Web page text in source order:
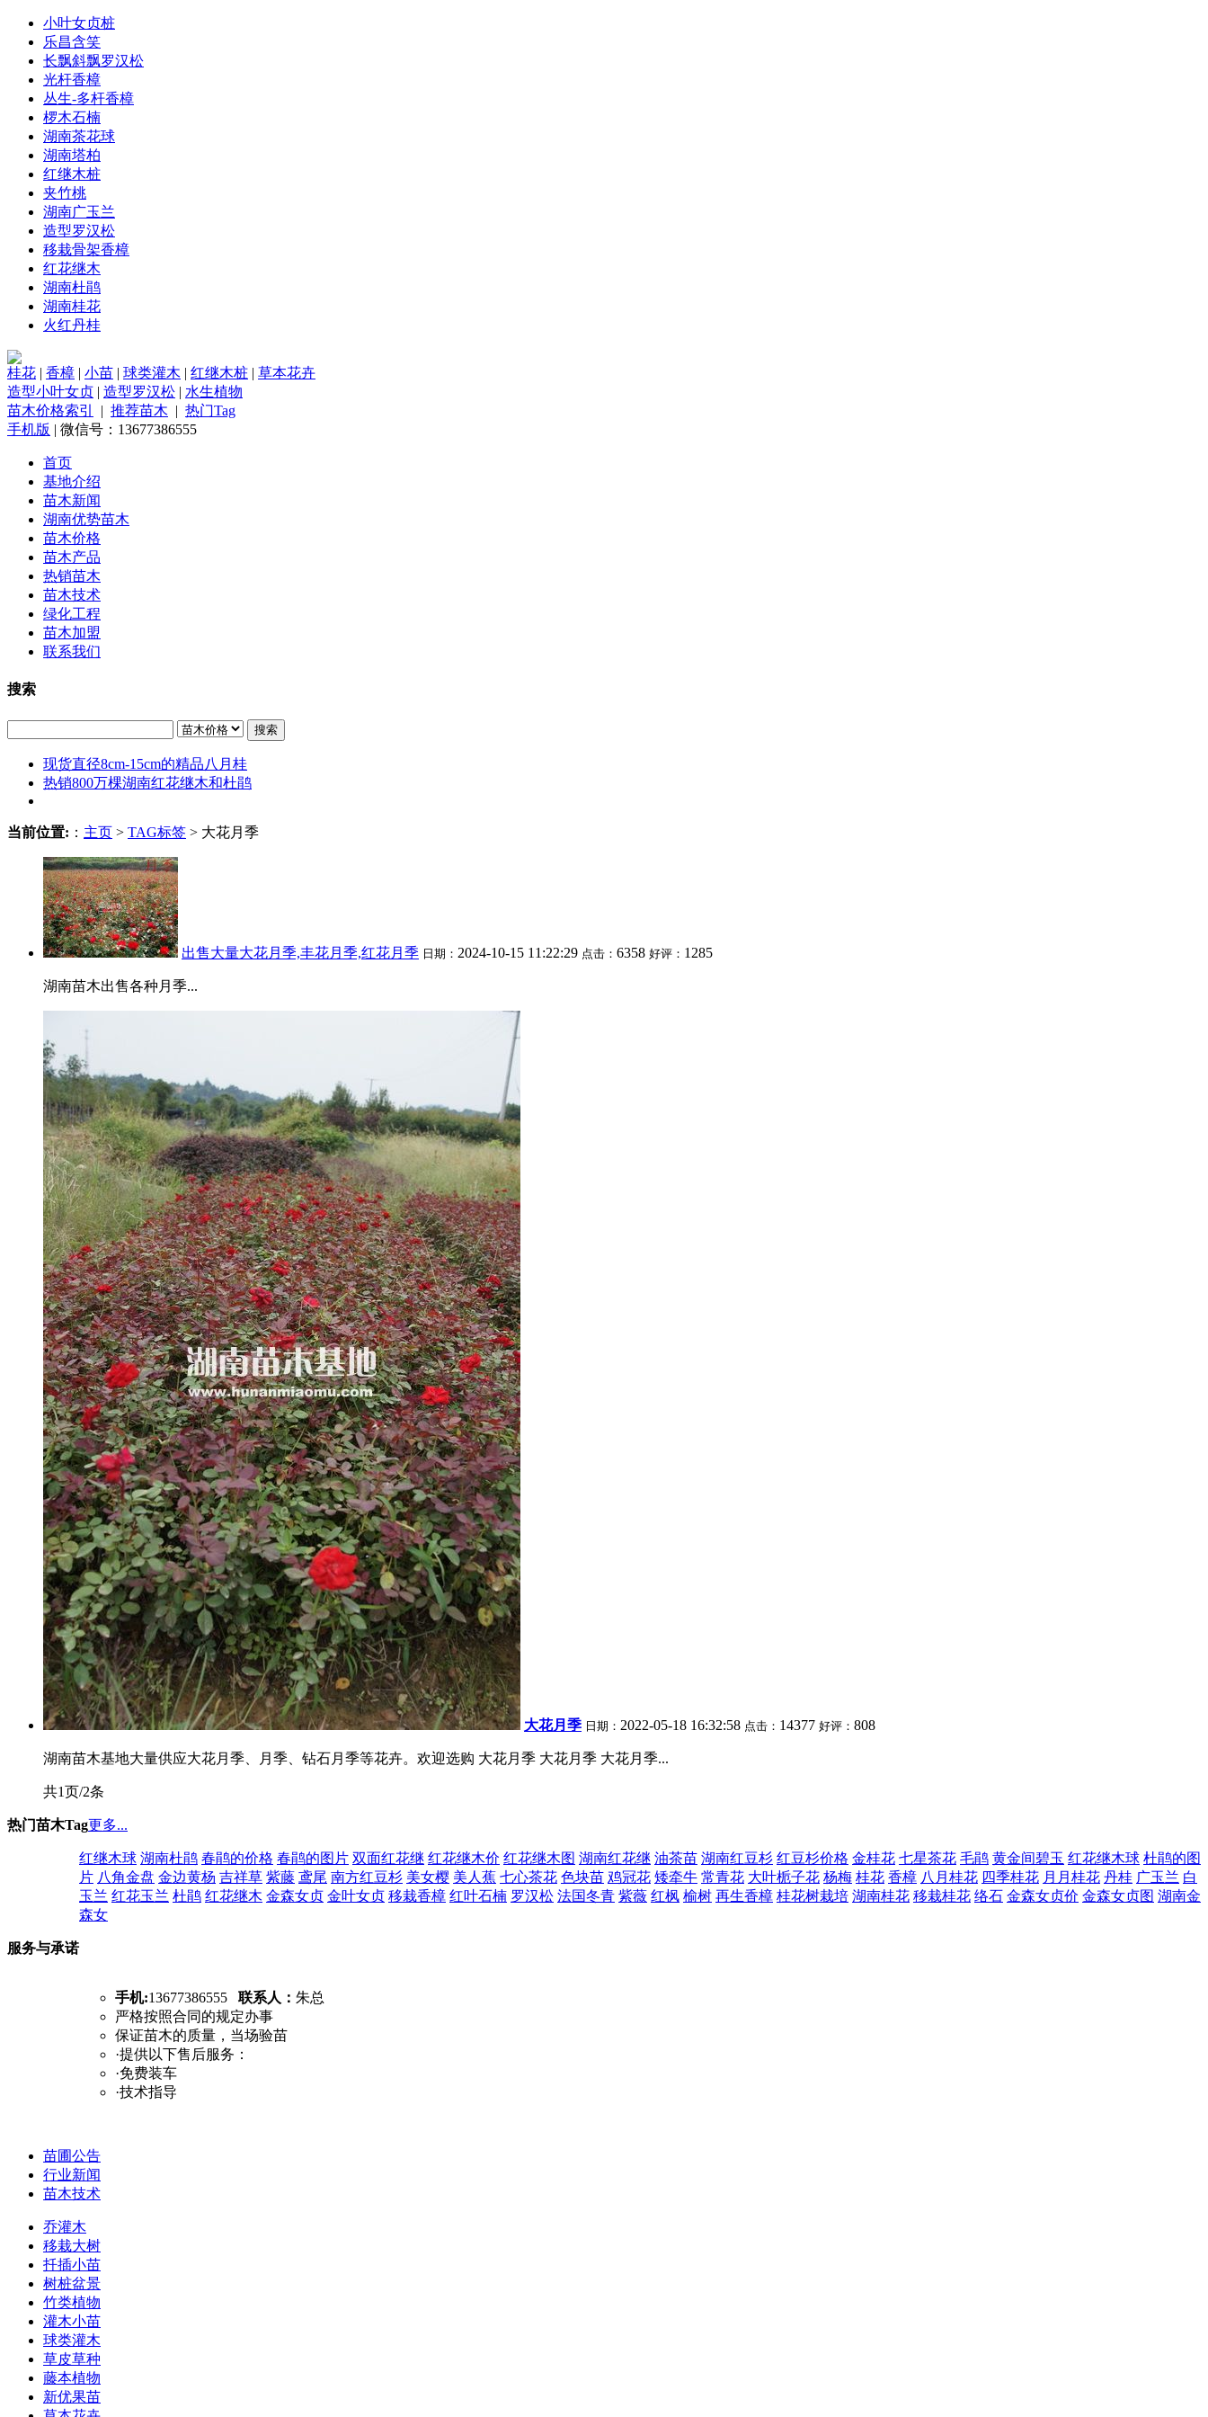
小叶女贞桩
乐昌含笑
长飘斜飘罗汉松
光杆香樟
丛生-多杆香樟
椤木石楠
湖南茶花球
湖南塔柏
红继木桩
夹竹桃
湖南广玉兰
造型罗汉松
移栽骨架香樟
红花继木
湖南杜鹃
湖南桂花
火红丹桂
桂花 | 香樟 | 小苗 | 球类灌木 | 红继木桩 | 草本花卉
造型小叶女贞 | 造型罗汉松 | 水生植物
苗木价格索引
| 推荐苗木 | 热门Tag
手机版 | 微信号：13677386555
首页
基地介绍
苗木新闻
湖南优势苗木
苗木价格
苗木产品
热销苗木
苗木技术
绿化工程
苗木加盟
联系我们
搜索
搜索
现货直径8cm-15cm的精品八月桂
热销800万棵湖南红花继木和杜鹃
当前位置: ： 主页 > TAG标签 > 大花月季
出售大量大花月季,丰花月季,红花月季 日期： 2024-10-15 11:22:29 点击： 6358 好评： 1285
湖南苗木出售各种月季...
大花月季 日期： 2022-05-18 16:32:58 点击： 14377 好评： 808
湖南苗木基地大量供应大花月季、月季、钻石月季等花卉。欢迎选购 大花月季 大花月季 大花月季...
共1页/2条
热门苗木Tag更多...
红继木球 湖南杜鹃 春鹃的价格 春鹃的图片 双面红花继 红花继木价 红花继木图 湖南红花继 油茶苗 湖南红豆杉 红豆杉价格 金桂花 七星茶花 毛鹃 黄金间碧玉 红花继木球 杜鹃的图
片 八角金盘 金边黄杨 吉祥草 紫藤 鸢尾 南方红豆杉 美女樱 美人蕉 七心茶花 色块苗 鸡冠花 矮牵牛 常青花 大叶栀子花 杨梅 桂花 香樟 八月桂花 四季桂花 月月桂花 丹桂 广玉兰 白
玉兰 红花玉兰 杜鹃 红花继木 金森女贞 金叶女贞 移栽香樟 红叶石楠 罗汉松 法国冬青 紫薇 红枫 榆树 再生香樟 桂花树栽培 湖南桂花 移栽桂花 络石 金森女贞价 金森女贞图 湖南金
森女
服务与承诺
手机:13677386555 联系人： 朱总
严格按照合同的规定办事
保证苗木的质量，当场验苗
·提供以下售后服务：
·免费装车
·技术指导
苗圃公告
行业新闻
苗木技术
乔灌木
移栽大树
扦插小苗
树桩盆景
竹类植物
灌木小苗
球类灌木
草皮草种
藤本植物
新优果苗